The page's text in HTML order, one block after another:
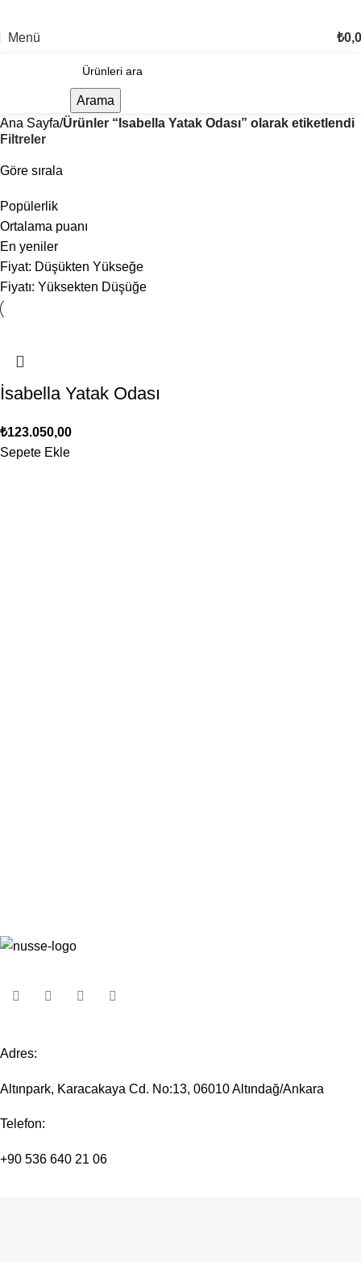
Menü ₺
Arama
Ana Sayfa Ürünler “Isabella Yatak Odası” olarak etiketlendi
Filtreler
Göre sırala
Popülerlik
Ortalama puanı
En yeniler
Fiyat: Düşükten Yükseğe
Fiyatı: Yüksekten Düşüğe
İsabella Yatak Odası
₺123.050,00
Sepete Ekle
Adres:
Altınpark, Karacakaya Cd. No:13, 06010 Altındağ/Ankara
Telefon:
+90 536 640 21 06